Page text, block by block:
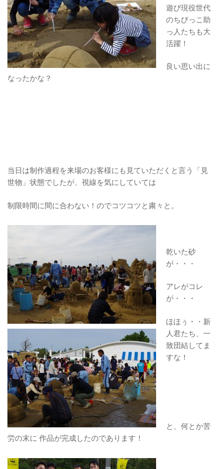
遊び現役世代
のちびっこ助
っ人たちも大
活躍！
良い思い出に
なったかな？
当日は制作過程を来場のお客様にも見ていただくと言う「見
世物」状態でしたが、視線を気にしていては
制限時間に間に合わない！のでコツコツと粛々と。
乾いた砂
が・・・
アレがコレ
が・・・
ほほぅ・・新
人君たち、一
致団結してま
すな！
と、何とか苦
労の末に 作品が完成したのであります！